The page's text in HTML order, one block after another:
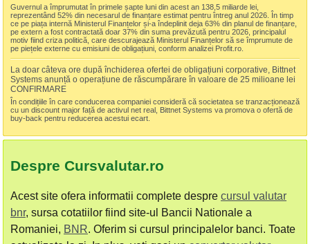
Guvernul a împrumutat în primele șapte luni din acest an 138,5 miliarde lei,
reprezentând 52% din necesarul de finanțare estimat pentru întreg anul 2026. În timp
ce pe piața internă Ministerul Finanțelor și-a îndeplinit deja 63% din planul de finanțare,
pe extern a fost contractată doar 37% din suma prevăzută pentru 2026, principalul
motiv fiind criza politică, care descurajează Ministerul Finanțelor să se împrumute de
pe piețele externe cu emisiuni de obligațiuni, conform analizei Profit.ro.
La doar câteva ore după închiderea ofertei de obligațiuni corporative, Bittnet
Systems anunță o operațiune de răscumpărare în valoare de 25 milioane lei
CONFIRMARE
În condițiile în care conducerea companiei consideră că societatea se tranzacționează
cu un discount major față de activul net real, Bittnet Systems va promova o ofertă de
buy-back pentru reducerea acestui ecart.
Despre Cursvalutar.ro
Acest site ofera informatii complete despre cursul valutar
bnr, sursa cotatiilor fiind site-ul Bancii Nationale a
Romaniei, BNR. Oferim si cursul principalelor banci. Toate